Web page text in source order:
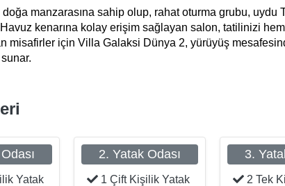
manzarasına sahip olup, rahat oturma grubu, uydu
Havuz kenarına kolay erişim sağlayan salon, tatilinizi
misafirler için Villa Galaksi Dünya 2, yürüyüş
Yatak
2. Yatak Odası
1 Çift Kişilik Yatak
3.
2 Tek